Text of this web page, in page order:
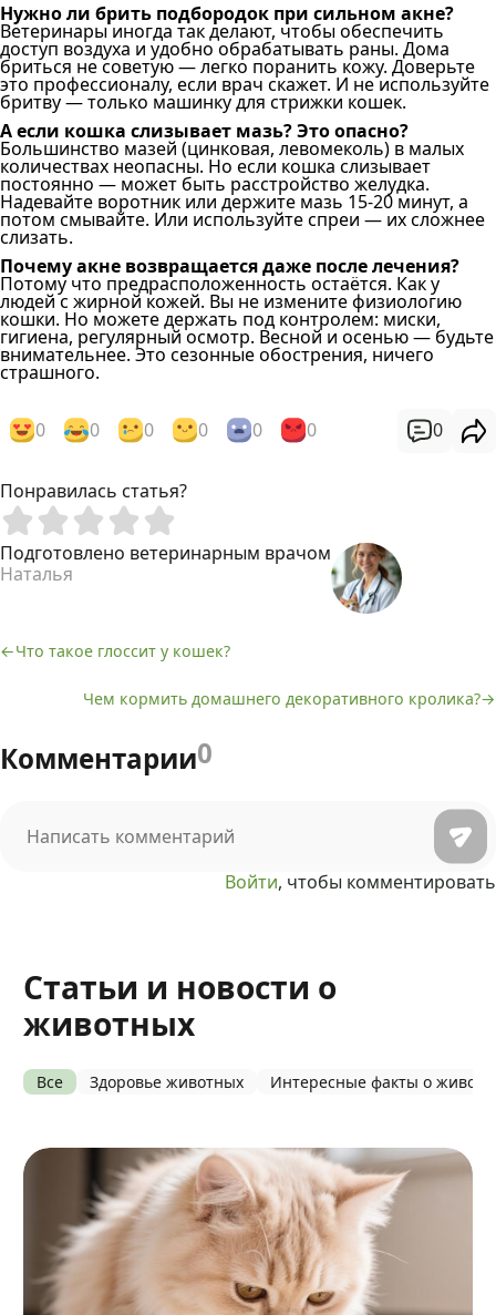
Нужно ли брить подбородок при сильном акне?
Ветеринары иногда так делают, чтобы обеспечить
доступ воздуха и удобно обрабатывать раны. Дома
бриться не советую — легко поранить кожу. Доверьте
это профессионалу, если врач скажет. И не используйте
бритву — только машинку для стрижки кошек.
А если кошка слизывает мазь? Это опасно?
Большинство мазей (цинковая, левомеколь) в малых
количествах неопасны. Но если кошка слизывает
постоянно — может быть расстройство желудка.
Надевайте воротник или держите мазь 15-20 минут, а
потом смывайте. Или используйте спреи — их сложнее
слизать.
Почему акне возвращается даже после лечения?
Потому что предрасположенность остаётся. Как у
людей с жирной кожей. Вы не измените физиологию
кошки. Но можете держать под контролем: миски,
гигиена, регулярный осмотр. Весной и осенью — будьте
внимательнее. Это сезонные обострения, ничего
страшного.
0 0 0 0 0 0 0
Понравилась статья?
Подготовлено ветеринарным врачом
Наталья
записям
Что такое глоссит у кошек?
Чем кормить домашнего декоративного кролика?
Комментарии0
Войти, чтобы комментировать
Статьи и новости о
животных
Все Здоровье животных Интересные факты о